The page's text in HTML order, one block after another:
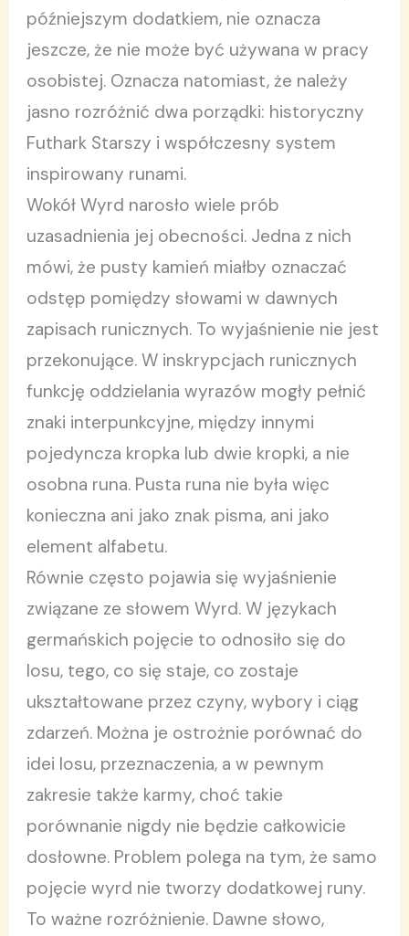
późniejszym dodatkiem, nie oznacza
jeszcze, że nie może być używana w pracy
osobistej. Oznacza natomiast, że należy
jasno rozróżnić dwa porządki: historyczny
Futhark Starszy i współczesny system
inspirowany runami.
Wokół Wyrd narosło wiele prób
uzasadnienia jej obecności. Jedna z nich
mówi, że pusty kamień miałby oznaczać
odstęp pomiędzy słowami w dawnych
zapisach runicznych. To wyjaśnienie nie jest
przekonujące. W inskrypcjach runicznych
funkcję oddzielania wyrazów mogły pełnić
znaki interpunkcyjne, między innymi
pojedyncza kropka lub dwie kropki, a nie
osobna runa. Pusta runa nie była więc
konieczna ani jako znak pisma, ani jako
element alfabetu.
Równie często pojawia się wyjaśnienie
związane ze słowem Wyrd. W językach
germańskich pojęcie to odnosiło się do
losu, tego, co się staje, co zostaje
ukształtowane przez czyny, wybory i ciąg
zdarzeń. Można je ostrożnie porównać do
idei losu, przeznaczenia, a w pewnym
zakresie także karmy, choć takie
porównanie nigdy nie będzie całkowicie
dosłowne. Problem polega na tym, że samo
pojęcie wyrd nie tworzy dodatkowej runy.
To ważne rozróżnienie. Dawne słowo,